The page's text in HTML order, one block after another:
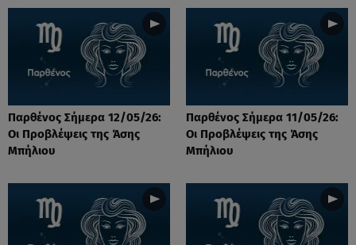
Παρθένος Σήμερα 12/05/26:
Οι Προβλέψεις της Άσης
Μπήλιου
Παρθένος Σήμερα 11/05/26:
Οι Προβλέψεις της Άσης
Μπήλιου